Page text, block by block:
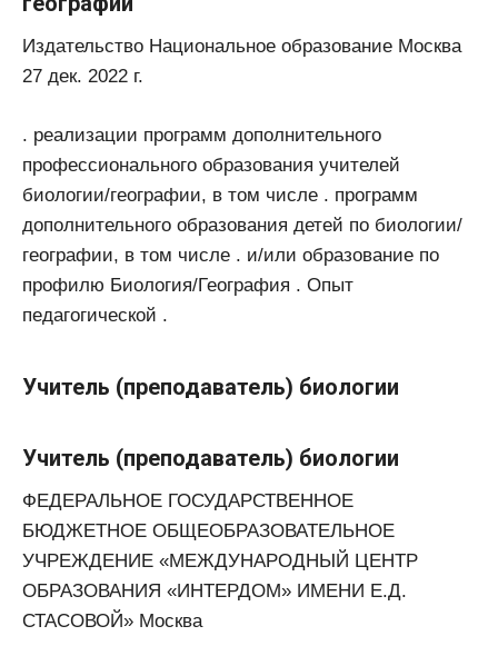
Издательство Национальное образование Москва
27 дек. 2022 г.
. реализации программ дополнительного
профессионального образования учителей
биологии/географии, в том числе . программ
дополнительного образования детей по биологии/
географии, в том числе . и/или образование по
профилю Биология/География . Опыт
педагогической .
Учитель (преподаватель) биологии
Учитель (преподаватель) биологии
ФЕДЕРАЛЬНОЕ ГОСУДАРСТВЕННОЕ
БЮДЖЕТНОЕ ОБЩЕОБРАЗОВАТЕЛЬНОЕ
УЧРЕЖДЕНИЕ «МЕЖДУНАРОДНЫЙ ЦЕНТР
ОБРАЗОВАНИЯ «ИНТЕРДОМ» ИМЕНИ Е.Д.
СТАСОВОЙ» Москва